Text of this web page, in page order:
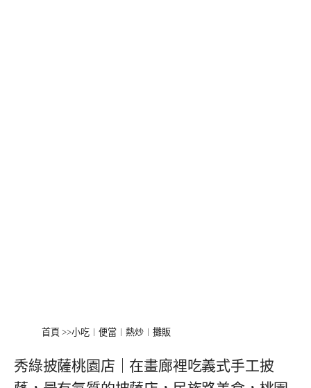
首頁 >>小吃︱便當︱熱炒︱攤販
秀綠披薩桃園店｜在畫廊裡吃義式手工披